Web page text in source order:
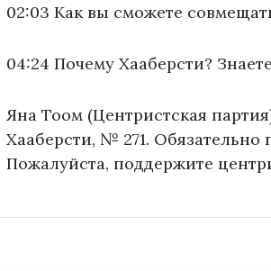
02:03 Как вы сможете
04:24 Почему Хааберсти?
Яна Тоом (Центристская
Хааберсти, № 271.
Пожалуйста, поддержите